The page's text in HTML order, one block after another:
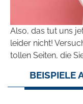
Also, das tut uns
leider nicht!
tollen Seiten, die
BEISPIELE